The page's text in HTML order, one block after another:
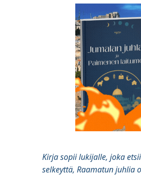
Kirja sopii lukijalle, joka
selkeyttä, Raamatun juhlia